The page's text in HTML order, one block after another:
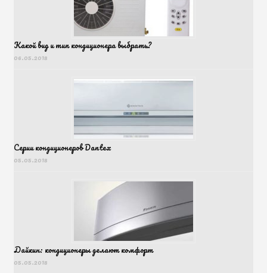
Какой вид и тип кондиционера выбрать?
06.05.2018
Серии кондиционеров Dantex
05.05.2018
Дайкин: кондиционеры делают комфорт
05.05.2018